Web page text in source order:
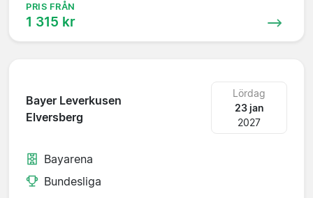
PRIS FRÅN
1 315 kr
Bayer Leverkusen
Elversberg
Lördag
23 jan
2027
Bayarena
Bundesliga